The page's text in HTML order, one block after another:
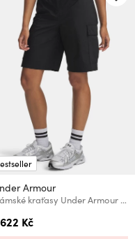
Armour
Dámské kraťasy Under Armour Unstoppable Cargo Short
Kč